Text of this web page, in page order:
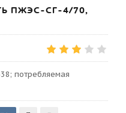
ПЖЭС-СГ-4/70,
потребляемая